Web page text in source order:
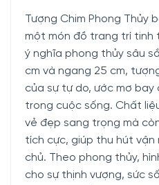
Tượng Chim Phong Thủy
một món đồ trang trí tinh
ý nghĩa phong thủy sâu
cm và ngang 25 cm,
của sự tự do, ước mơ
trong cuộc sống. Chất
vẻ đẹp sang trọng mà
tích cực, giúp thu hút vận
chủ. Theo phong thủy,
cho sự thịnh vượng, sức